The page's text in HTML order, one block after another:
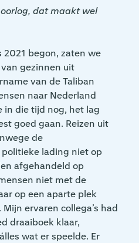
oorlog, dat maakt wel
2021 begon, zaten we
gezinnen uit
van de Taliban
naar Nederland
in die tijd nog, het lag
goed gaan. Reizen uit
de
lading niet op
afgehandeld op
niet met de
op een aparte plek
ervaren collega’s had
draaiboek klaar,
wat er speelde. Er